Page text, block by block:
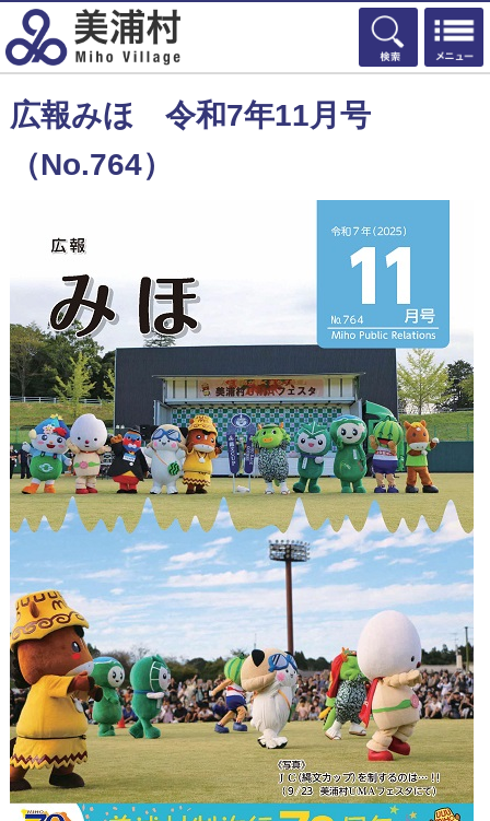
検索
広報みほ 令和7年11月号
（No.764）